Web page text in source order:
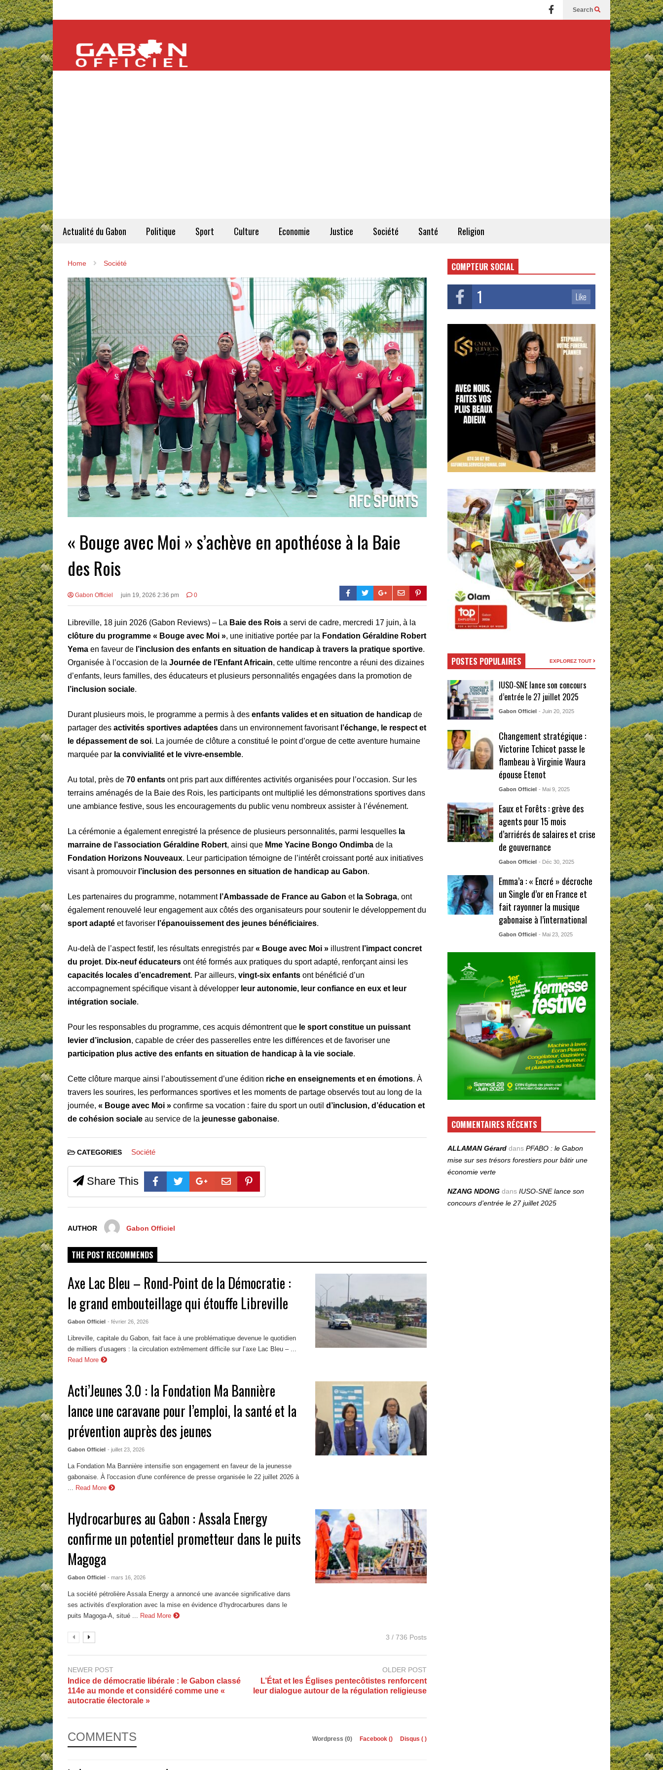
Search
Actualité du Gabon Politique Sport Culture Economie Justice Société Santé Religion
Home Société
« Bouge avec Moi » s’achève en apothéose à la Baie
des Rois
Gabon Officiel juin 19, 2026 2:36 pm 0
Libreville, 18 juin 2026 (Gabon Reviews) – La Baie des Rois a servi de cadre, mercredi 17 juin, à la
clôture du programme « Bouge avec Moi », une initiative portée par la Fondation Géraldine Robert
Yema en faveur de l’inclusion des enfants en situation de handicap à travers la pratique sportive.
Organisée à l’occasion de la Journée de l’Enfant Africain, cette ultime rencontre a réuni des dizaines
d’enfants, leurs familles, des éducateurs et plusieurs personnalités engagées dans la promotion de
l’inclusion sociale.
Durant plusieurs mois, le programme a permis à des enfants valides et en situation de handicap de
partager des activités sportives adaptées dans un environnement favorisant l’échange, le respect et
le dépassement de soi. La journée de clôture a constitué le point d’orgue de cette aventure humaine
marquée par la convivialité et le vivre-ensemble.
Au total, près de 70 enfants ont pris part aux différentes activités organisées pour l’occasion. Sur les
terrains aménagés de la Baie des Rois, les participants ont multiplié les démonstrations sportives dans
une ambiance festive, sous les encouragements du public venu nombreux assister à l’événement.
La cérémonie a également enregistré la présence de plusieurs personnalités, parmi lesquelles la
marraine de l’association Géraldine Robert, ainsi que Mme Yacine Bongo Ondimba de la
Fondation Horizons Nouveaux. Leur participation témoigne de l’intérêt croissant porté aux initiatives
visant à promouvoir l’inclusion des personnes en situation de handicap au Gabon.
Les partenaires du programme, notamment l’Ambassade de France au Gabon et la Sobraga, ont
également renouvelé leur engagement aux côtés des organisateurs pour soutenir le développement du
sport adapté et favoriser l’épanouissement des jeunes bénéficiaires.
Au-delà de l’aspect festif, les résultats enregistrés par « Bouge avec Moi » illustrent l’impact concret
du projet. Dix-neuf éducateurs ont été formés aux pratiques du sport adapté, renforçant ainsi les
capacités locales d’encadrement. Par ailleurs, vingt-six enfants ont bénéficié d’un
accompagnement spécifique visant à développer leur autonomie, leur confiance en eux et leur
intégration sociale.
Pour les responsables du programme, ces acquis démontrent que le sport constitue un puissant
levier d’inclusion, capable de créer des passerelles entre les différences et de favoriser une
participation plus active des enfants en situation de handicap à la vie sociale.
Cette clôture marque ainsi l’aboutissement d’une édition riche en enseignements et en émotions. À
travers les sourires, les performances sportives et les moments de partage observés tout au long de la
journée, « Bouge avec Moi » confirme sa vocation : faire du sport un outil d’inclusion, d’éducation et
de cohésion sociale au service de la jeunesse gabonaise.
CATEGORIES Société
Share This
AUTHOR Gabon Officiel
THE POST RECOMMENDS
Axe Lac Bleu – Rond-Point de la Démocratie :
le grand embouteillage qui étouffe Libreville
Gabon Officiel - février 26, 2026
Libreville, capitale du Gabon, fait face à une problématique devenue le quotidien
de milliers d’usagers : la circulation extrêmement difficile sur l’axe Lac Bleu – ...
Read More
Acti’Jeunes 3.0 : la Fondation Ma Bannière
lance une caravane pour l’emploi, la santé et la
prévention auprès des jeunes
Gabon Officiel - juillet 23, 2026
La Fondation Ma Bannière intensifie son engagement en faveur de la jeunesse
gabonaise. À l'occasion d'une conférence de presse organisée le 22 juillet 2026 à
... Read More
Hydrocarbures au Gabon : Assala Energy
confirme un potentiel prometteur dans le puits
Magoga
Gabon Officiel - mars 16, 2026
La société pétrolière Assala Energy a annoncé une avancée significative dans
ses activités d’exploration avec la mise en évidence d’hydrocarbures dans le
puits Magoga-A, situé ... Read More
3 / 736 Posts
NEWER POST
Indice de démocratie libérale : le Gabon classé
114e au monde et considéré comme une «
autocratie électorale »
OLDER POST
L’État et les Églises pentecôtistes renforcent
leur dialogue autour de la régulation religieuse
COMMENTS Wordpress (0) Facebook () Disqus ( )
COMPTEUR SOCIAL
1 Like
POSTES POPULAIRES EXPLOREZ TOUT
IUSO‑SNE lance son concours
d’entrée le 27 juillet 2025
Gabon Officiel - Juin 20, 2025
Changement stratégique :
Victorine Tchicot passe le
flambeau à Virginie Waura
épouse Etenot
Gabon Officiel - Mai 9, 2025
Eaux et Forêts : grève des
agents pour 15 mois
d’arriérés de salaires et crise
de gouvernance
Gabon Officiel - Déc 30, 2025
Emma’a : « Encré » décroche
un Single d’or en France et
fait rayonner la musique
gabonaise à l’international
Gabon Officiel - Mai 23, 2025
COMMENTAIRES RÉCENTS
ALLAMAN Gérard dansPFABO : le Gabon
mise sur ses trésors forestiers pour bâtir une
économie verte
NZANG NDONG dansIUSO‑SNE lance son
concours d’entrée le 27 juillet 2025